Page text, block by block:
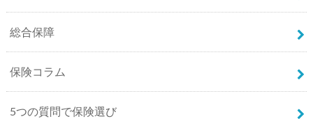
総合保障
保険コラム
5つの質問で保険選び